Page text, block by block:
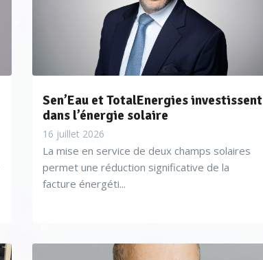
Sen’Eau et TotalEnergies investissent
dans l’énergie solaire
16 juillet 2026
La mise en service de deux champs solaires
permet une réduction significative de la
facture énergéti...